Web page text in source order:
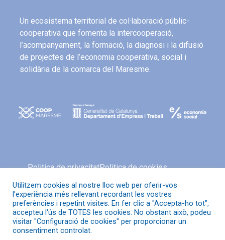
Un ecosistema territorial de col·laboració públic-
cooperativa que fomenta la intercooperació,
l’acompanyament, la formació, la diagnosi i la difusió
de projectes de l’economia cooperativa, social i
solidària de la comarca del Maresme.
Politica de privacitatPolitica de cookies
© Coop Maresme
Utilitzem cookies al nostre lloc web per oferir-vos
l’experiència més rellevant recordant les vostres
preferències i repetint visites. En fer clic a "Accepta-ho tot",
accepteu l'ús de TOTES les cookies. No obstant això, podeu
visitar "Configuració de cookies" per proporcionar un
consentiment controlat.